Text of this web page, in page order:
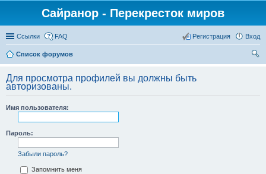
Сайранор - Перекресток миров
Ссылки FAQ Вход
Регистрация
Список форумов
Для просмотра профилей вы должны быть
авторизованы.
Имя пользователя:
Пароль:
Забыли пароль?
Запомнить меня